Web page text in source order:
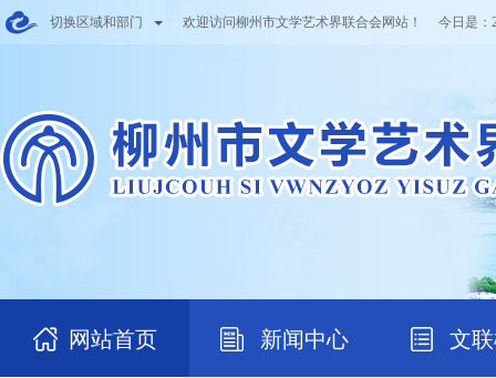
切换区域和部门 欢迎访问柳州市文学艺术界联合会网站！ 今日是：
网站首页 新闻中心 文